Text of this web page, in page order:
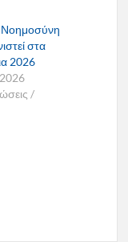
Νοημοσύνη
στα
2026
2026
/